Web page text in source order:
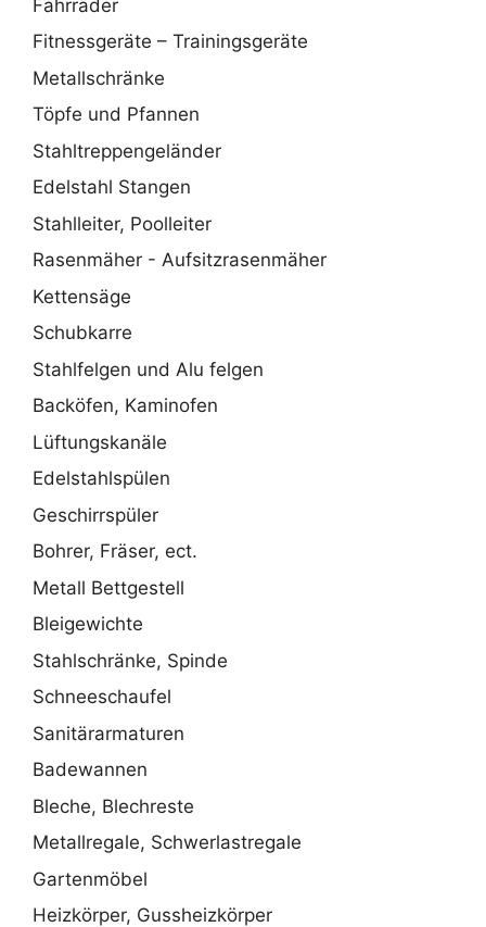
Fahrräder
Fitnessgeräte – Trainingsgeräte
Metallschränke
Töpfe und Pfannen
Stahltreppengeländer
Edelstahl Stangen
Stahlleiter, Poolleiter
Rasenmäher - Aufsitzrasenmäher
Kettensäge
Schubkarre
Stahlfelgen und Alu felgen
Backöfen, Kaminofen
Lüftungskanäle
Edelstahlspülen
Geschirrspüler
Bohrer, Fräser, ect.
Metall Bettgestell
Bleigewichte
Stahlschränke, Spinde
Schneeschaufel
Sanitärarmaturen
Badewannen
Bleche, Blechreste
Metallregale, Schwerlastregale
Gartenmöbel
Heizkörper, Gussheizkörper